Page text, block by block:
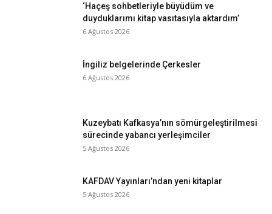
‘Haçeş sohbetleriyle büyüdüm ve
duyduklarımı kitap vasıtasıyla aktardım’
6 Ağustos 2026
İngiliz belgelerinde Çerkesler
6 Ağustos 2026
Kuzeybatı Kafkasya’nın sömürgeleştirilmesi
sürecinde yabancı yerleşimciler
5 Ağustos 2026
KAFDAV Yayınları’ndan yeni kitaplar
5 Ağustos 2026